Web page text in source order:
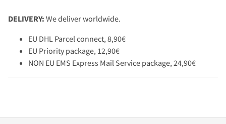
DELIVERY: We deliver worldwide.
EU DHL Parcel connect, 8,90€
EU Priority package, 12,90€
NON EU EMS Express Mail Service package, 24,90€